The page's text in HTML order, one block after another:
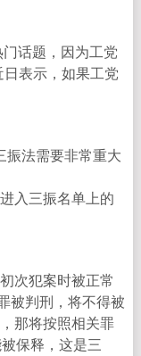
话题，因为工党
表示，如果工党
法需要非常重大
入三振名单上的
次犯案时被正常
被判刑，将不得被
那将按照相关罪
保释，这是三